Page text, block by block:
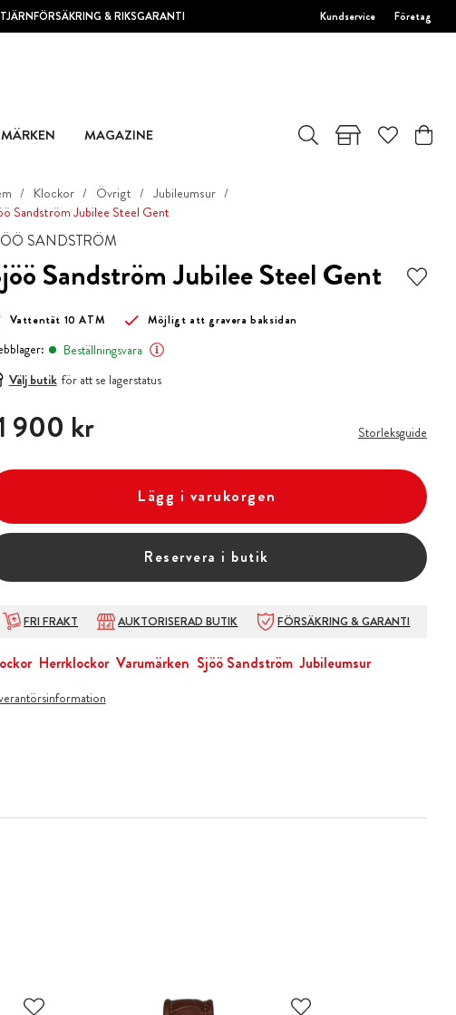
& RIKSGARANTI Kundservice Företag
MAGAZINE
Klockor Övrigt
Jubileumsur
Sandström Jubilee Steel Gent
SANDSTRÖM
Sandström Jubilee Steel Gent
Vattentät 10 ATM Möjligt att gravera baksidan
Beställningsvara
Välj butik för att se lagerstatus
:11 900 kr
900 kr Storleksguide
Lägg i varukorgen
Reservera i butik
FRI FRAKT AUKTORISERAD BUTIK FÖRSÄKRING & GARANTI
Herrklockor Varumärken Sjöö Sandström Jubileumsur